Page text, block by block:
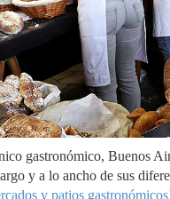
gastronómico, Buenos
y a lo ancho de sus
y patios gastronómicos